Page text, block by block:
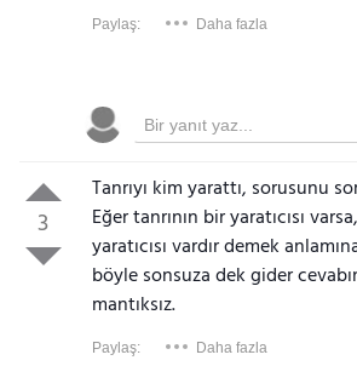
Paylaş: Daha fazla
3
Tanrıyı kim yarattı, sorusunu
Eğer tanrının bir yaratıcısı
yaratıcısı vardır demek
böyle sonsuza dek gider
mantıksız.
Paylaş: Daha fazla